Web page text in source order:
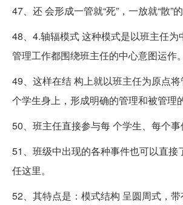
47、还 会形成一管就“死”，一放就“散”的
48、4.轴辐模式 这种模式是以班主任为
管理工作都围绕班主任的中心意图运作。
49、这样在结 构上就以班主任为原点
个学生身上，形成明确的管理和被管理
50、班主任直接参与每 个学生、每个事
51、班级中出现的各种事件也可以直接
任这里。
52、其特点是：模式结构 呈圆周式，带